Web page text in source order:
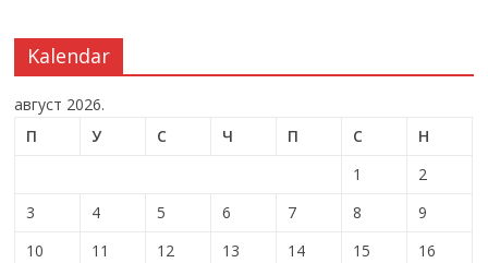
Kalendar
август 2026.
П
У С Ч П С
Н
1
2
3
4 5 6 7 8
9
10
11 12 13 14 15
16